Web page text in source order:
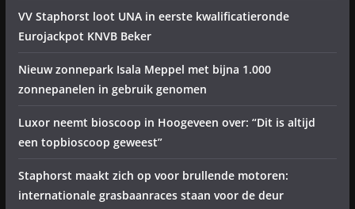
VV Staphorst loot UNA in eerste kwalificatieronde
Eurojackpot KNVB Beker
Nieuw zonnepark Isala Meppel met bijna 1.000
zonnepanelen in gebruik genomen
Luxor neemt bioscoop in Hoogeveen over: “Dit is altijd
een topbioscoop geweest”
Staphorst maakt zich op voor brullende motoren:
internationale grasbaanraces staan voor de deur